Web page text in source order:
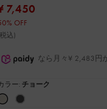
7,450
OFF
込)
なら月々¥ 2,483円
ラー: チョーク